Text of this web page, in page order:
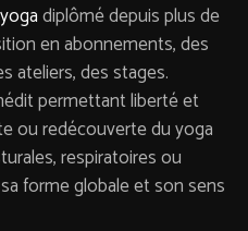
diplômé depuis plus de
en abonnements, des
ateliers, des stages.
permettant liberté et
ou redécouverte du yoga
respiratoires ou
forme globale et son sens